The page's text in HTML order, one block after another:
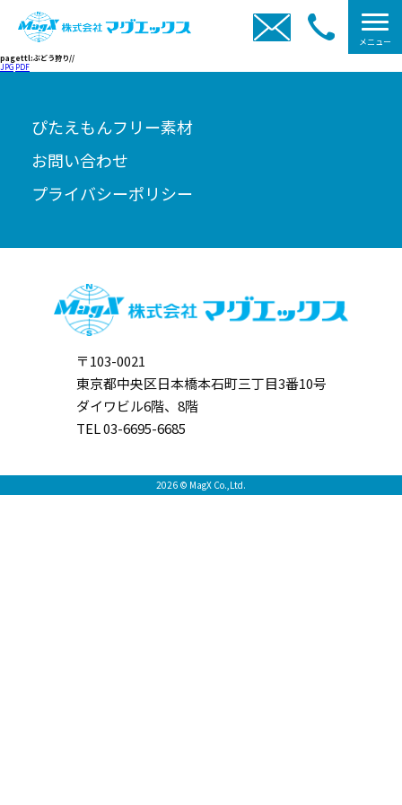
メニュー
pagettl:ぶどう狩り//
JPG PDF
ぴたえもんフリー素材
お問い合わせ
プライバシーポリシー
〒103-0021
東京都中央区日本橋本石町三丁目3番10号
ダイワビル6階、8階
TEL 03-6695-6685
2026 © MagX Co.,Ltd.